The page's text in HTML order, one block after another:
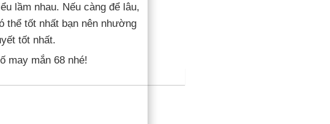
lầm nhau. Nếu càng để lâu,
thể tốt nhất bạn nên nhường
tốt nhất.
may mắn 68 nhé!